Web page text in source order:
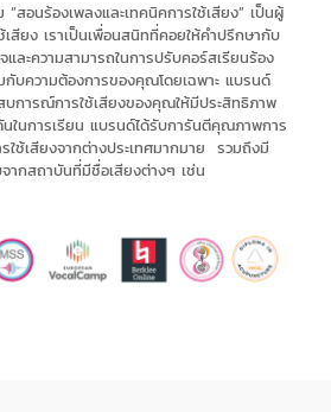
สอนร้องเพลงและเทคนิคการใช้เสียง” เป็นผู้
สียง เราเป็นเพื่อนสนิทที่คอยให้คำปรึกษากับ
และความสามารถในการปรับคอร์สเรียนร้อง
กับความต้องการของคุณโดยเฉพาะ แบรนด์
บการณ์การใช้เสียงของคุณให้มีประสิทธิภาพ
ในการเรียน แบรนด์ได้รับการันตีคุณภาพการ
ใช้เสียงจากต่างประเทศมากมาย รวมถึงมี
ากสถาบันที่มีชื่อเสียงต่างๆ เช่น